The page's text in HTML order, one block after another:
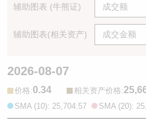
辅助图表 (牛熊证)
辅助图表(相关资产)
2026-08-07
价格:0.34 相关资产价格:
SMA (10): 25,704.57 SMA (20):